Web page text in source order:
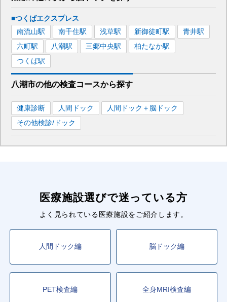
■つくばエクスプレス
南流山駅 南千住駅 浅草駅 新御徒町駅 青井駅
六町駅 八潮駅 三郷中央駅 柏たなか駅
つくば駅
八潮市の他の検査コースから探す
健康診断 人間ドック
人間ドック＋脳ドック
その他検診/ドック
医療施設選びで迷っている方
よく見られている医療施設をご紹介します。
人間ドック編 脳ドック編
PET検査編 全身MRI検査編